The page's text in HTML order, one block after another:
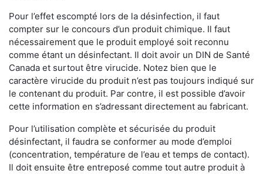
Pour l’effet escompté lors de la désinfection, il faut
compter sur le concours d’un produit chimique. Il faut
nécessairement que le produit employé soit reconnu
comme étant un désinfectant. Il doit avoir un DIN de Santé
Canada et surtout être virucide. Notez bien que le
caractère virucide du produit n’est pas toujours indiqué sur
le contenant du produit. Par contre, il est possible d’avoir
cette information en s’adressant directement au fabricant.
Pour l’utilisation complète et sécurisée du produit
désinfectant, il faudra se conformer au mode d’emploi
(concentration, température de l’eau et temps de contact).
Il doit ensuite être entreposé comme tout autre produit à